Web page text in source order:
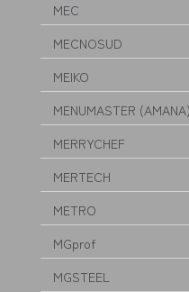
MEC
MECNOSUD
MEIKO
MENUMASTER (AMANA)
MERRYCHEF
MERTECH
METRO
MGprof
MGSTEEL